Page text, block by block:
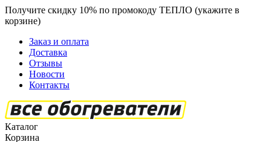
Получите скидку 10% по промокоду ТЕПЛО (укажите в
корзине)
Заказ и оплата
Доставка
Отзывы
Новости
Контакты
Каталог
Корзина